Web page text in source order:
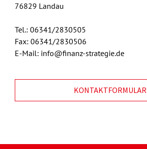
76829 Landau
Tel.: 06341/2830505
Fax: 06341/2830506
E-Mail: info@finanz-strategie.de
KONTAKTFORMULAR